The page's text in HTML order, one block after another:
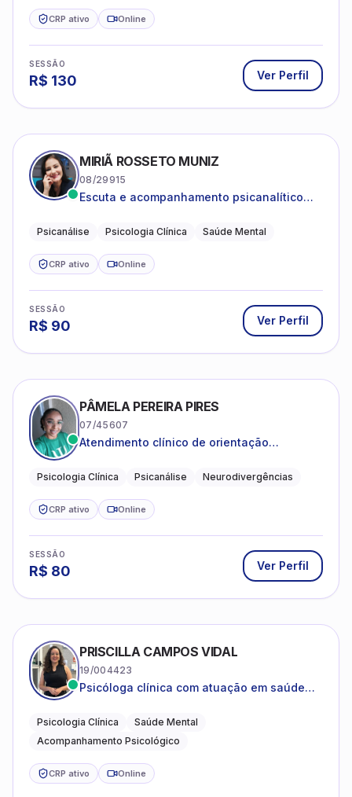
CRP ativo Online
SESSÃO
R$ 130 Ver Perfil
MIRIÃ ROSSETO MUNIZ
08/29915
Escuta e acompanhamento psicanalítico
Psicanálise Psicologia Clínica Saúde Mental
CRP ativo Online
SESSÃO
R$ 90 Ver Perfil
PÂMELA PEREIRA PIRES
07/45607
Atendimento clínico de orientação
crianças neurotípicas
Psicologia Clínica Psicanálise Neurodivergências
CRP ativo Online
SESSÃO
R$ 80 Ver Perfil
PRISCILLA CAMPOS VIDAL
19/004423
Psicóloga clínica com atuação em saúde
Psicologia Clínica
Saúde Mental
Acompanhamento Psicológico
CRP ativo Online